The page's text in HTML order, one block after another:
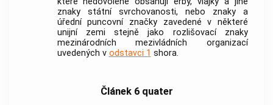
znaky státní svrchovanosti, nebo znaky a
úřední puncovní značky zavedené v některé
unijní zemi stejně jako rozlišovací znaky
mezinárodních mezivládních organizací
uvedených v odstavci 1 shora.
Článek 6 quater